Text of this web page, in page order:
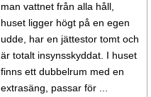
man vattnet från alla håll,
huset ligger högt på en egen
udde, har en jättestor tomt och
är totalt insynsskyddat. I huset
finns ett dubbelrum med en
extrasäng, passar för ...